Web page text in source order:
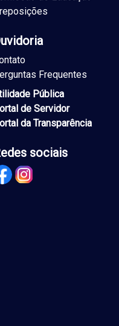
Frequentes
Pública
de Servidor
da Transparência
sociais